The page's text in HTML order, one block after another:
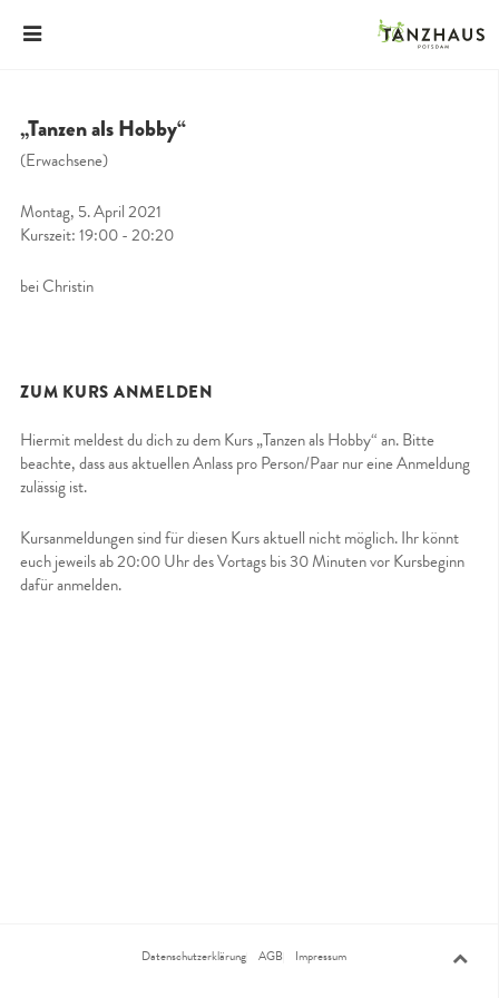
„Tanzen als Hobby“
(Erwachsene)
Montag, 5. April 2021
Kurszeit: 19:00 - 20:20
bei Christin
ZUM KURS ANMELDEN
Hiermit meldest du dich zu dem Kurs „Tanzen als Hobby“ an. Bitte
beachte, dass aus aktuellen Anlass pro Person/Paar nur eine Anmeldung
zulässig ist.
Kursanmeldungen sind für diesen Kurs aktuell nicht möglich. Ihr könnt
euch jeweils ab 20:00 Uhr des Vortags bis 30 Minuten vor Kursbeginn
dafür anmelden.
Datenschutzerklärung AGB Impressum